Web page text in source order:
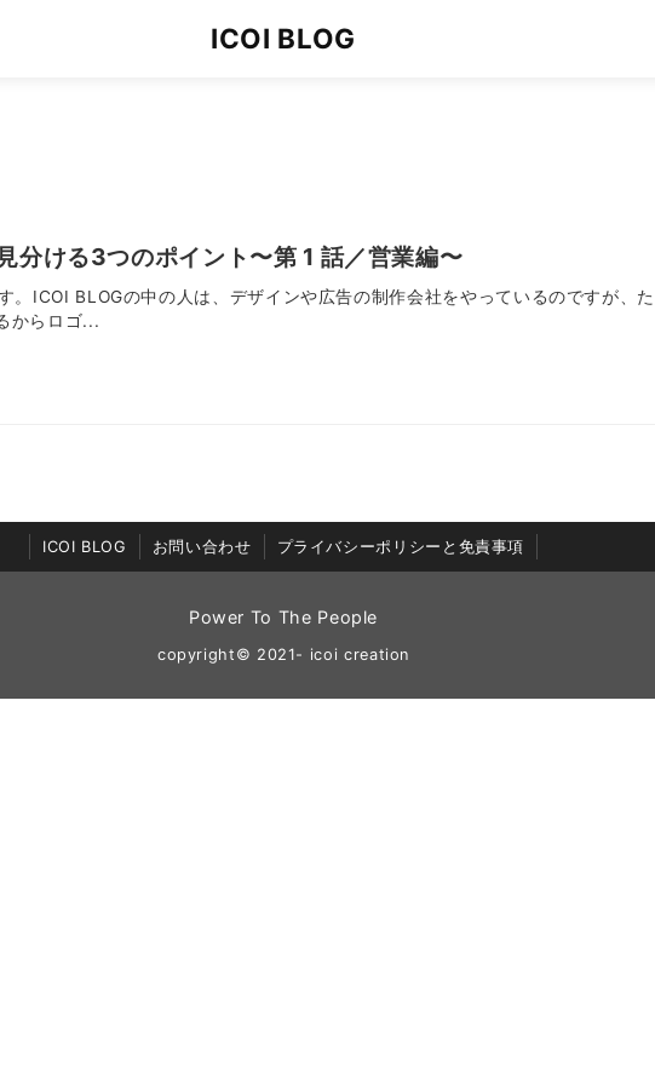
ICOI BLOG
分ける3つのポイント〜第 1 話／営業編〜
。ICOI BLOGの中の人は、デザインや広告の制作会社をやっているのですが、
からロゴ...
ICOI BLOG お問い合わせ プライバシーポリシーと免責事項
Power To The People
copyright© 2021- icoi creation